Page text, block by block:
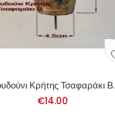
Κρήτης Τσαφαράκι Β.
€14.00